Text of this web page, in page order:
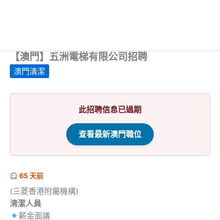
【澳門】五洲電梯有限公司招聘
澳門清潔
此招聘信息已過期
查看最新澳門職位
65 天前
(三菱香港附屬機構)
清潔人員
薪金面議